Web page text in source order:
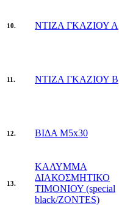
10. ΝΤΙΖΑ ΓΚΑΖΙΟΥ Α
11. ΝΤΙΖΑ ΓΚΑΖΙΟΥ B
12. ΒΙΔΑ Μ5x30
13.
ΚΑΛΥΜΜΑ
ΔΙΑΚΟΣΜΗΤΙΚΟ
ΤΙΜΟΝΙΟΥ (special
black/ZONTES)